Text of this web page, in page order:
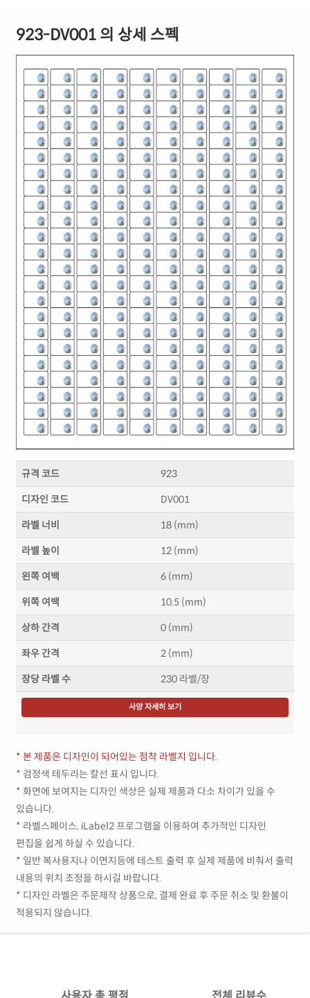
923-DV001 의 상세 스펙
규격 코드 923
디자인 코드 DV001
라벨 너비 18 (mm)
라벨 높이 12 (mm)
왼쪽 여백 6 (mm)
위쪽 여백 10.5 (mm)
상하 간격 0 (mm)
좌우 간격 2 (mm)
장당 라벨 수 230 라벨/장
사양 자세히 보기
* 본 제품은 디자인이 되어있는 점착 라벨지 입니다.
* 검정색 테두리는 칼선 표시 입니다.
* 화면에 보여지는 디자인 색상은 실제 제품과 다소 차이가 있을 수
있습니다.
* 라벨스페이스, iLabel2 프로그램을 이용하여 추가적인 디자인
편집을 쉽게 하실 수 있습니다.
* 일반 복사용지나 이면지등에 테스트 출력 후 실제 제품에 비춰서 출력
내용의 위치 조정을 하시길 바랍니다.
* 디자인 라벨은 주문제작 상품으로, 결제 완료 후 주문 취소 및 환불이
적용되지 않습니다.